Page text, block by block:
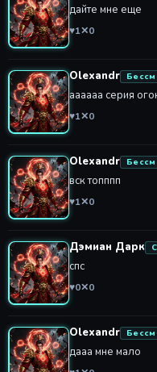
дайте мне еще
♥1✕0
Olexandr
аааааа серия
♥1✕0
Olexandr
вск топппп
♥1✕0
Дэмиан Дарк
спс
♥0✕0
Olexandr
дааа мне мало